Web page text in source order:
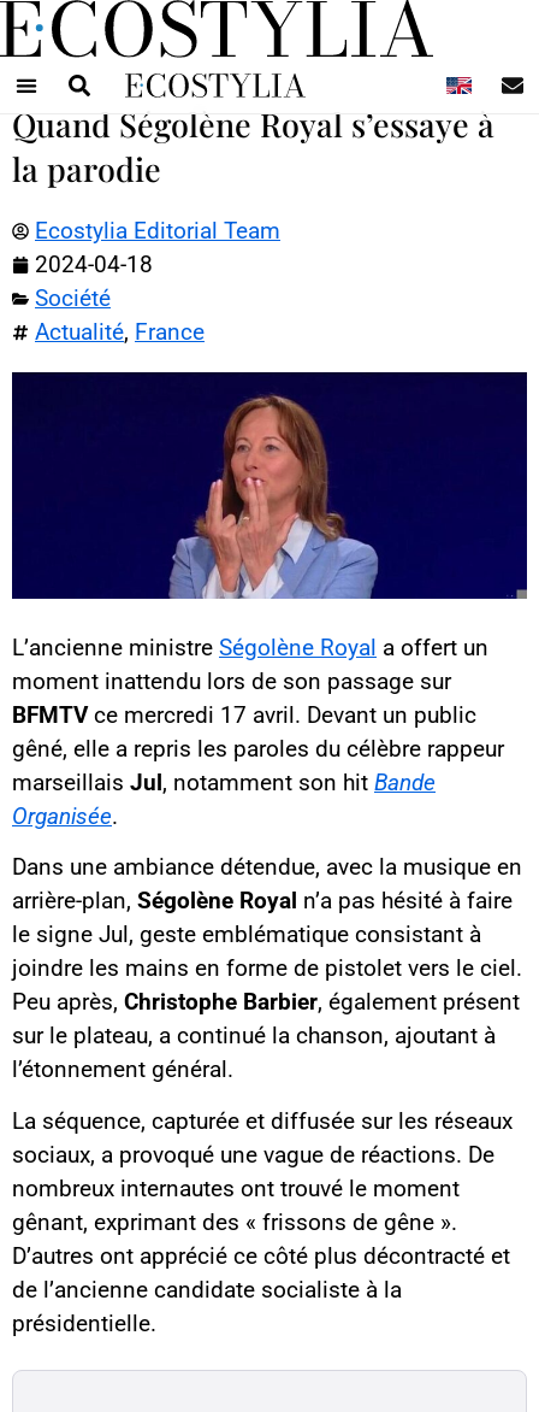
Quand Ségolène Royal s’essaye à
la parodie
Ecostylia Editorial Team
2024-04-18
Société
Actualité, France
L’ancienne ministre Ségolène Royal a offert un
moment inattendu lors de son passage sur
BFMTVce mercredi 17 avril. Devant un public
gêné, elle a repris les paroles du célèbre rappeur
marseillais Jul, notamment son hit Bande
Organisée.
Dans une ambiance détendue, avec la musique en
arrière-plan, Ségolène Royal n’a pas hésité à faire
le signe Jul, geste emblématique consistant à
joindre les mains en forme de pistolet vers le ciel.
Peu après, Christophe Barbier, également présent
sur le plateau, a continué la chanson, ajoutant à
l’étonnement général.
La séquence, capturée et diffusée sur les réseaux
sociaux, a provoqué une vague de réactions. De
nombreux internautes ont trouvé le moment
gênant, exprimant des « frissons de gêne ».
D’autres ont apprécié ce côté plus décontracté et
de l’ancienne candidate socialiste à la
présidentielle.